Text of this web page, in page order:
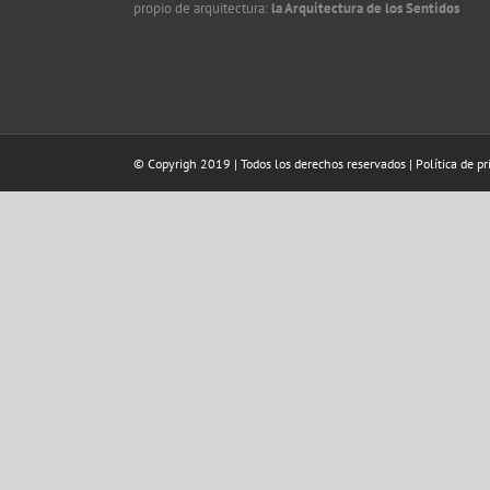
propio de arquitectura: la Arquitectura de los Sentidos
© Copyrigh 2019 | Todos los derechos reservados | Política de